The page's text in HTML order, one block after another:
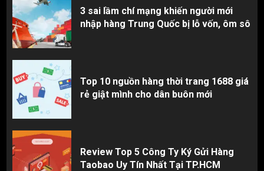
3 sai lầm chí mạng khiến người mới
nhập hàng Trung Quốc bị lỗ vốn, ôm sô
Top 10 nguồn hàng thời trang 1688 giá
rẻ giật mình cho dân buôn mới
Review Top 5 Công Ty Ký Gửi Hàng
Taobao Uy Tín Nhất Tại TP.HCM